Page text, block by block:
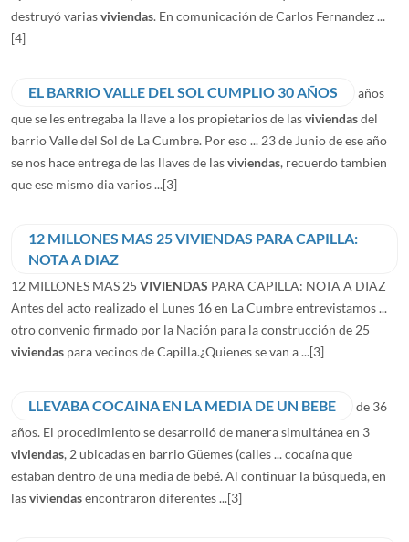
destruyó variasviviendas. En comunicación de Carlos Fernandez ...
[4]
EL BARRIO VALLE DEL SOL CUMPLIO 30 AÑOS
años
que se les entregaba la llave a los propietarios de lasviviendasdel
barrio Valle del Sol de La Cumbre. Por eso ... 23 de Junio de ese año
se nos hace entrega de las llaves de lasviviendas, recuerdo tambien
que ese mismo dia varios ...[3]
12 MILLONES MAS 25 VIVIENDAS PARA CAPILLA:
NOTA A DIAZ
12 MILLONES MAS 25 VIVIENDAS PARA CAPILLA: NOTA A DIAZ
Antes del acto realizado el Lunes 16 en La Cumbre entrevistamos ...
otro convenio firmado por la Nación para la construcción de 25
viviendas para vecinos de Capilla.¿Quienes se van a ...[3]
LLEVABA COCAINA EN LA MEDIA DE UN BEBE
de 36
años. El procedimiento se desarrolló de manera simultánea en 3
viviendas, 2 ubicadas en barrio Güemes (calles ... cocaína que
estaban dentro de una media de bebé. Al continuar la búsqueda, en
lasviviendasencontraron diferentes ...[3]